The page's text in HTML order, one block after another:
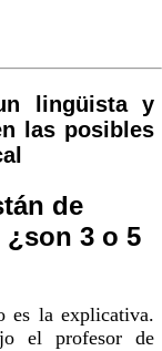
lingüista y
las posibles
de
¿son 3 o 5
es la explicativa.
el profesor de